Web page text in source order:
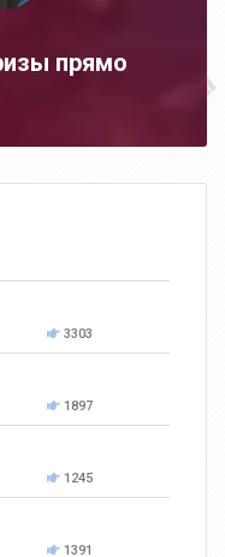
прямо
3303
1897
1245
1391